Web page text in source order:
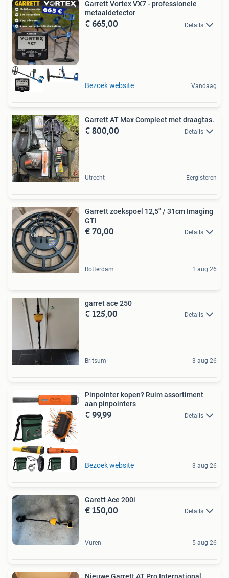
Garrett Vortex VX7 - professionele
metaaldetector
€ 665,00 Details
Bezoek website Vandaag
Garrett AT Max Compleet met draagtas.
€ 800,00 Details
Utrecht Eergisteren
Garrett zoekspoel 12,5" / 31cm Imaging
GTI
€ 70,00 Details
Rotterdam 1 aug 26
garret ace 250
€ 125,00 Details
Britsum 3 aug 26
Pinpointer kopen? Ruim assortiment
aan pinpointers
€ 99,99 Details
Bezoek website 3 aug 26
Garett Ace 200i
€ 150,00 Details
Vuren 5 aug 26